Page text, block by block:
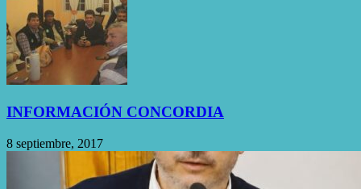
INFORMACIÓN CONCORDIA
8 septiembre, 2017